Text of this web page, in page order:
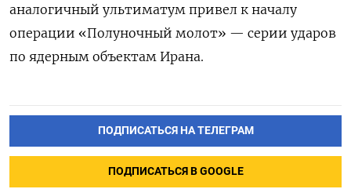
аналогичный ультиматум привел к началу
операции «Полуночный молот» — серии ударов
по ядерным объектам Ирана.
ПОДПИСАТЬСЯ НА ТЕЛЕГРАМ
ПОДПИСАТЬСЯ В GOOGLE